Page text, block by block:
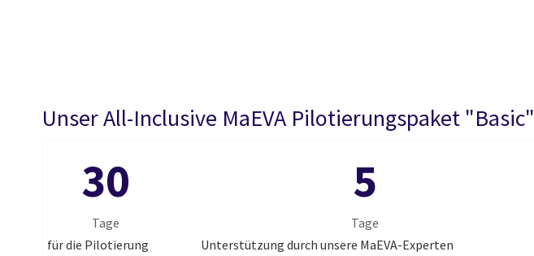
Unser All-Inclusive MaEVA Pilotierungspaket "Basic"
30
Tage
für die Pilotierung
5
Tage
Unterstützung durch unsere MaEVA-Experten